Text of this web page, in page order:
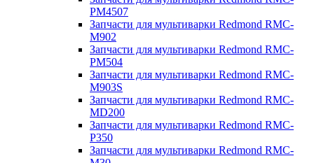
PM4507
Запчасти для мультиварки Redmond RMC-
M902
Запчасти для мультиварки Redmond RMC-
PM504
Запчасти для мультиварки Redmond RMC-
M903S
Запчасти для мультиварки Redmond RMC-
MD200
Запчасти для мультиварки Redmond RMC-
P350
Запчасти для мультиварки Redmond RMC-